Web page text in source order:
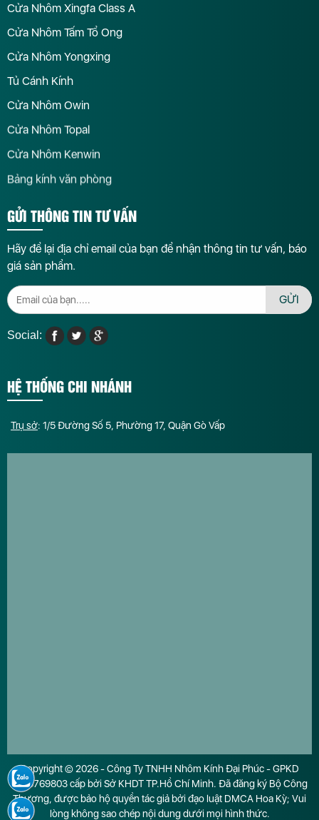
Cửa Nhôm Xingfa Class A
Cửa Nhôm Tấm Tổ Ong
Cửa Nhôm Yongxing
Tủ Cánh Kính
Cửa Nhôm Owin
Cửa Nhôm Topal
Cửa Nhôm Kenwin
Bảng kính văn phòng
GỬI THÔNG TIN TƯ VẤN
Hãy để lại địa chỉ email của bạn để nhận thông tin tư vấn, báo
giá sản phẩm.
GỬI
Social:
HỆ THỐNG CHI NHÁNH
Trụ sở: 1/5 Đường Số 5, Phường 17, Quận Gò Vấp
Copyright © 2026 - Công Ty TNHH Nhôm Kính Đại Phúc - GPKD
0316769803 cấp bởi Sở KHDT TP.Hồ Chí Minh. Đã đăng ký Bộ Công
Thương, được bảo hộ quyền tác giả bởi đạo luật DMCA Hoa Kỳ; Vui
lòng không sao chép nội dung dưới mọi hình thức.